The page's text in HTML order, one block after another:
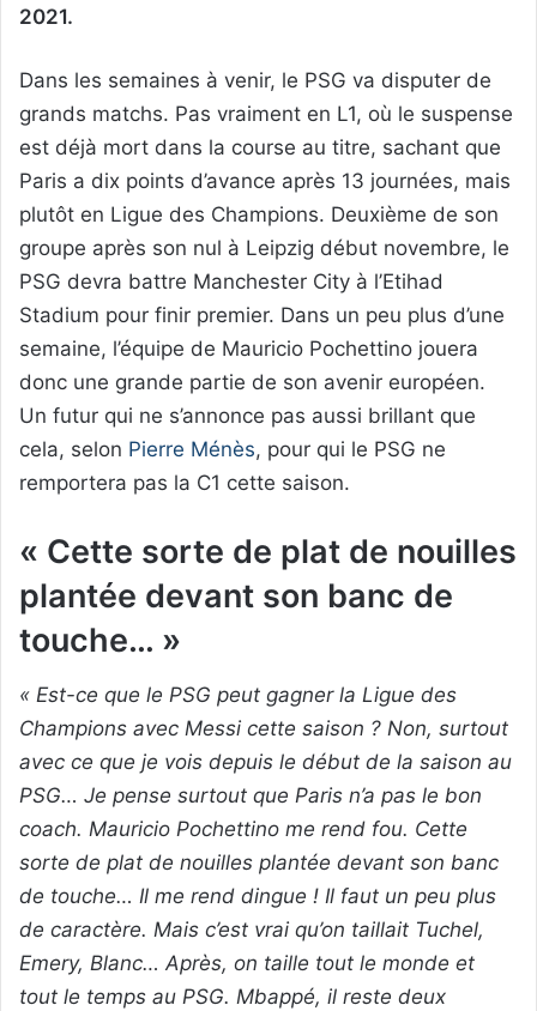
2021.
Dans les semaines à venir, le PSG va disputer de
grands matchs. Pas vraiment en L1, où le suspense
est déjà mort dans la course au titre, sachant que
Paris a dix points d’avance après 13 journées, mais
plutôt en Ligue des Champions. Deuxième de son
groupe après son nul à Leipzig début novembre, le
PSG devra battre Manchester City à l’Etihad
Stadium pour finir premier. Dans un peu plus d’une
semaine, l’équipe de Mauricio Pochettino jouera
donc une grande partie de son avenir européen.
Un futur qui ne s’annonce pas aussi brillant que
cela, selon Pierre Ménès, pour qui le PSG ne
remportera pas la C1 cette saison.
« Cette sorte de plat de nouilles
plantée devant son banc de
touche… »
« Est-ce que le PSG peut gagner la Ligue des
Champions avec Messi cette saison ? Non, surtout
avec ce que je vois depuis le début de la saison au
PSG… Je pense surtout que Paris n’a pas le bon
coach. Mauricio Pochettino me rend fou. Cette
sorte de plat de nouilles plantée devant son banc
de touche… Il me rend dingue ! Il faut un peu plus
de caractère. Mais c’est vrai qu’on taillait Tuchel,
Emery, Blanc… Après, on taille tout le monde et
tout le temps au PSG. Mbappé, il reste deux